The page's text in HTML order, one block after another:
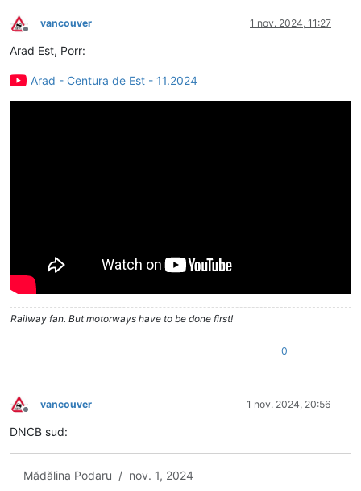
Deconectat
vancouver 1 nov. 2024, 11:27
Arad Est, Porr:
Arad - Centura de Est - 11.2024
Railway fan. But motorways have to be done first!
0
Deconectat
vancouver 1 nov. 2024, 20:56
DNCB sud:
Mădălina Podaru / nov. 1, 2024